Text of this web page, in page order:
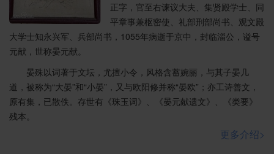
正字，官至右谏议大夫、集贤殿学士、同
平章事兼枢密使、礼部刑部尚书、观文殿
大学士知永兴军、兵部尚书，1055年病逝于京中，封临淄公，谥号
元献，世称晏元献。
晏殊以词著于文坛，尤擅小令，风格含蓄婉丽，与其子晏几
道，被称为“大晏”和“小晏”，又与欧阳修并称“晏欧”；亦工诗善文，
原有集，已散佚。存世有《珠玉词》、《晏元献遗文》、《类要》
残本。
更多介绍>